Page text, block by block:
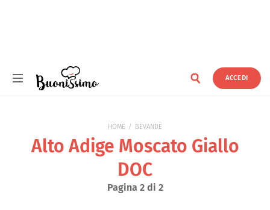
ACCEDI
HOME BEVANDE
Alto Adige Moscato Giallo
DOC
Pagina 2 di 2